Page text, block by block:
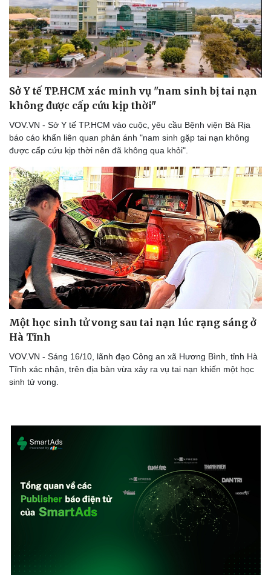
Sở Y tế TP.HCM xác minh vụ "nam sinh bị tai nạn
không được cấp cứu kịp thời"
VOV.VN - Sở Y tế TP.HCM vào cuộc, yêu cầu Bệnh viện Bà Rịa
báo cáo khẩn liên quan phản ánh "nam sinh gặp tai nạn không
được cấp cứu kịp thời nên đã không qua khỏi".
Một học sinh tử vong sau tai nạn lúc rạng sáng ở
Hà Tĩnh
VOV.VN - Sáng 16/10, lãnh đạo Công an xã Hương Bình, tỉnh Hà
Tĩnh xác nhận, trên địa bàn vừa xảy ra vụ tai nạn khiến một học
sinh tử vong.